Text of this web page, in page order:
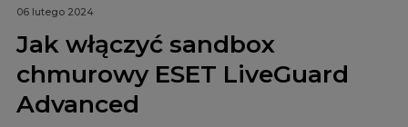
06 lutego 2024
Jak włączyć sandbox
chmurowy ESET LiveGuard
Advanced